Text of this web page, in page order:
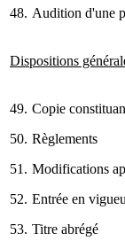
48. Audition d'une
Dispositions
49.
50.
51.
52.
53.
Copie
Règlements
Modifications
Entrée en
Titre abrégé